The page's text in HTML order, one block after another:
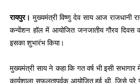
रायपुर। मुख्यमंत्री विष्णु देव साय आज राजधानी
कन्वेंशन हॉल में आयोजित जनजातीय गौरव दिवस
इसका शुभारंभ किया।
मुख्यमंत्री साय ने कहा कि गत वर्ष भी इसी
कार्यशाला सफलतापूर्वक आयोजित हुई थी, जिसे पूरे